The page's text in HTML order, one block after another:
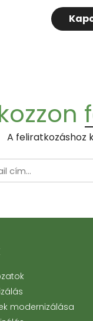
A feliratkozáshoz
modernizálása